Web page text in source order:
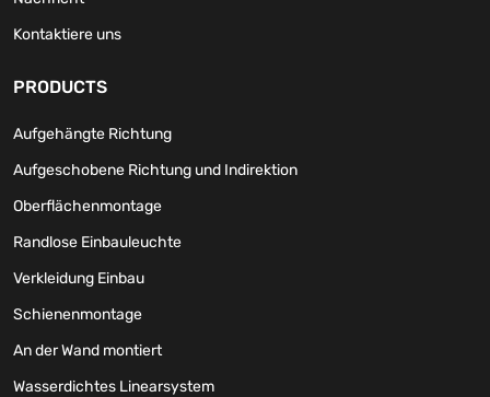
Kontaktiere uns
PRODUCTS
Aufgehängte Richtung
Aufgeschobene Richtung und Indirektion
Oberflächenmontage
Randlose Einbauleuchte
Verkleidung Einbau
Schienenmontage
An der Wand montiert
Wasserdichtes Linearsystem